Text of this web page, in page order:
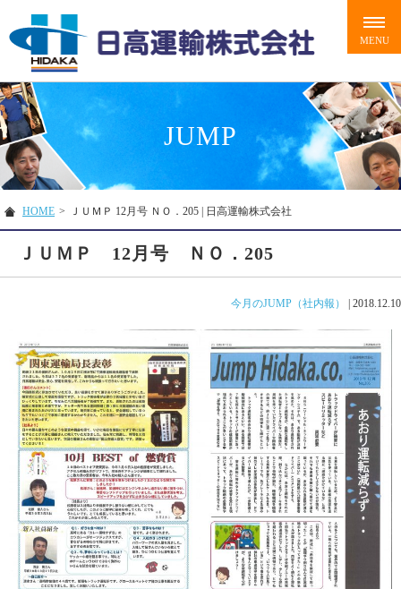
JUMP
HOME > ＪＵＭＰ 12月号 ＮＯ．205 | 日高運輸株式会社
ＪＵＭＰ 12月号 ＮＯ．205
今月のJUMP（社内報） | 2018.12.10